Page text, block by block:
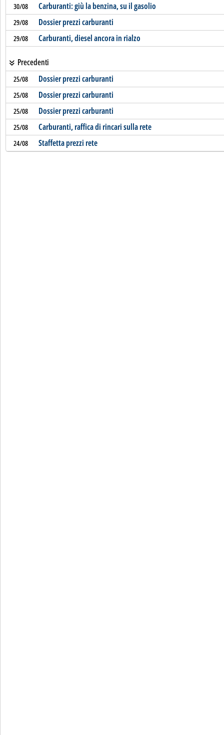
30/08 Carburanti: giù la benzina, su il gasolio
29/08 Dossier prezzi carburanti
29/08 Carburanti, diesel ancora in rialzo
Precedenti
25/08 Dossier prezzi carburanti
25/08 Dossier prezzi carburanti
25/08 Dossier prezzi carburanti
25/08 Carburanti, raffica di rincari sulla rete
24/08 Staffetta prezzi rete